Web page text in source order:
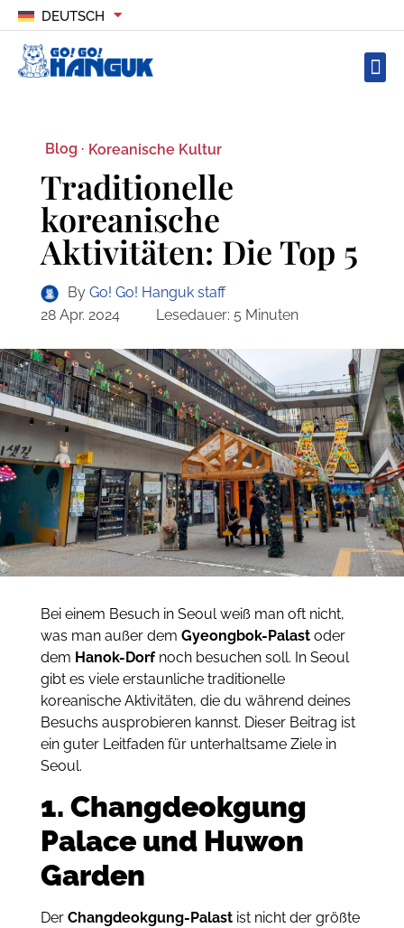
DEUTSCH
Blog · Koreanische Kultur
Traditionelle
koreanische
Aktivitäten: Die Top 5
By Go! Go! Hanguk staff
28 Apr. 2024
Lesedauer: 5 Minuten
Bei einem Besuch in Seoul weiß man oft nicht,
was man außer dem Gyeongbok-Palastoder
dem Hanok-Dorfnoch besuchen soll. In Seoul
gibt es viele erstaunliche traditionelle
koreanische Aktivitäten, die du während deines
Besuchs ausprobieren kannst. Dieser Beitrag ist
ein guter Leitfaden für unterhaltsame Ziele in
Seoul.
1. Changdeokgung
Palace und Huwon
Garden
Der Changdeokgung-Palastist nicht der größte